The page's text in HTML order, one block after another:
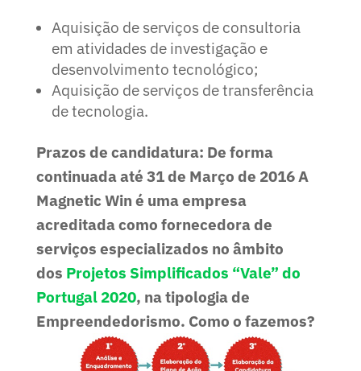
Aquisição de serviços de consultoria
em atividades de investigação e
desenvolvimento tecnológico;
Aquisição de serviços de transferência
de tecnologia.
Prazos de candidatura: De forma
continuada até 31 de Março de 2016A
Magnetic Win é uma empresa
acreditada como fornecedora de
serviços especializados no âmbito
dos Projetos Simplificados “Vale” do
Portugal 2020, na tipologia de
Empreendedorismo. Como o fazemos?